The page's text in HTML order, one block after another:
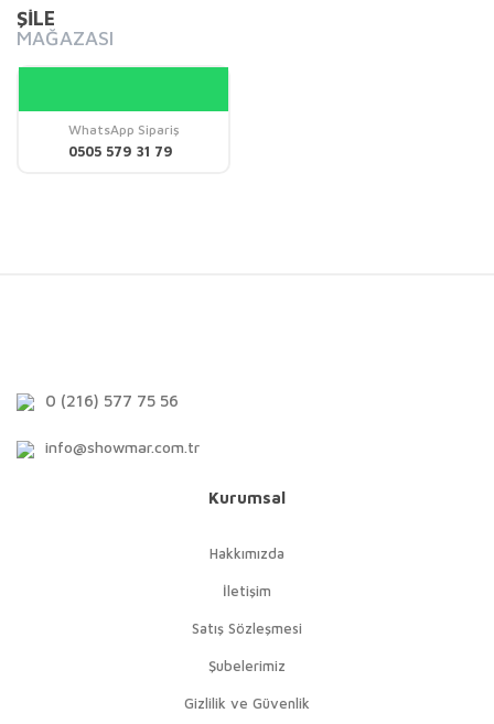
ŞİLE
MAĞAZASI
WhatsApp Sipariş
0505 579 31 79
0 (216) 577 75 56
info@showmar.com.tr
Kurumsal
Hakkımızda
İletişim
Satış Sözleşmesi
Şubelerimiz
Gizlilik ve Güvenlik